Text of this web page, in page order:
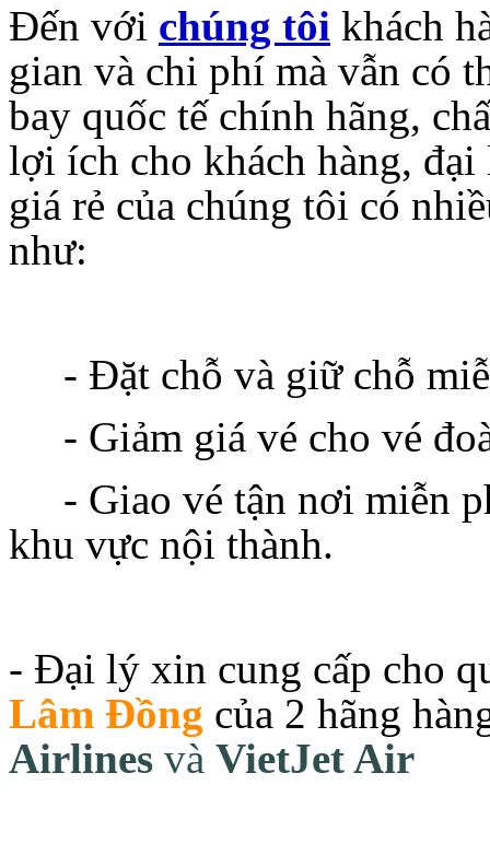
Đến với chúng tôi khách
gian và chi phí mà vẫn có
bay quốc tế chính hãng,
lợi ích cho khách hàng,
giá rẻ của chúng tôi có
như:
- Đặt chỗ và giữ chỗ
- Giảm giá vé cho vé
- Giao vé tận nơi miễn
khu vực nội thành.
- Đại lý xin cung cấp cho
Lâm Đồng của 2 hãng
Airlines và VietJet Air